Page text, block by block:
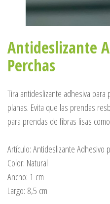
Antideslizante
Perchas
Tira antideslizante adhesiva
planas. Evita que las prendas
para prendas de fibras lisas
Artículo: Antideslizante Adhesivo
Color: Natural
Ancho: 1 cm
Largo: 8,5 cm